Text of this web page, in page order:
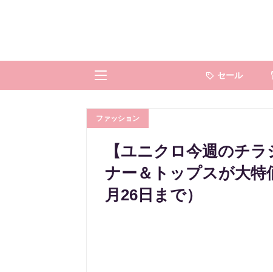
セール
ファッション
【ユニクロ今週のチ
ナー＆トップスが大特
月26日まで）